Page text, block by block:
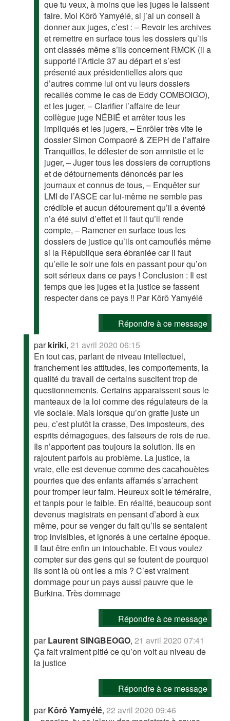
que tu veux, à moins que les juges le laissent
faire. Moi Kôrô Yamyélé, si j’ai un conseil à
donner aux juges, c’est : – Revoir les archives
et remettre en surface tous les dossiers qu’ils
ont classés même s’ils concernent RMCK (il a
supporté l’Article 37 au départ et s’est
présenté aux présidentielles alors que
d’autres comme lui ont vu leurs dossiers
recallés comme le cas de Eddy COMBOIGO),
et les juger, – Clarifier l’affaire de leur
collègue juge NÉBIÉ et arrêter tous les
impliqués et les jugers, – Enrôler très vite le
dossier Simon Compaoré & ZEPH de l’affaire
Tranquillos, le délester de son amnistie et le
juger, – Juger tous les dossiers de corruptions
et de détournements dénoncés par les
journaux et connus de tous, – Enquêter sur
LMI de l’ASCE car lui-même ne semble pas
crédible et aucun détourement qu’il a éventé
n’a été suivi d’effet et il faut qu’il rende
compte, – Ramener en surface tous les
dossiers de justice qu’ils ont camouflés même
si la République sera ébranlée car il faut
qu’elle le soir une fois en passant pour qu’on
soit sérieux dans ce pays ! Conclusion : Il est
temps que les juges et la justice se fassent
respecter dans ce pays !! Par Kôrô Yamyélé
Répondre à ce message
parkiriki,21 avril 2020 06:15
En tout cas, parlant de niveau intellectuel,
franchement les attitudes, les comportements, la
qualité du travail de certains suscitent trop de
questionnements. Certains apparaissent sous le
manteaux de la loi comme des régulateurs de la
vie sociale. Mais lorsque qu’on gratte juste un
peu, c’est plutôt la crasse, Des imposteurs, des
esprits démagogues, des faiseurs de rois de rue.
Ils n’apportent pas toujours la solution. Ils en
rajoutent parfois au problème. La justice, la
vraie, elle est devenue comme des cacahouètes
pourries que des enfants affamés s’arrachent
pour tromper leur faim. Heureux soit le téméraire,
et tanpis pour le faible. En réalité, beaucoup sont
devenus magistrats en pensant d’abord à eux
même, pour se venger du fait qu’ils se sentaient
trop invisibles, et ignorés à une certaine époque.
Il faut être enfin un intouchable. Et vous voulez
compter sur des gens qui se foutent de pourquoi
ils sont là où ont les a mis ? C’est vraiment
dommage pour un pays aussi pauvre que le
Burkina. Très dommage
Répondre à ce message
parLaurent SINGBEOGO,21 avril 2020 07:41
Ça fait vraiment pitié ce qu’on voit au niveau de
la justice
Répondre à ce message
parKôrô Yamyélé,22 avril 2020 09:46